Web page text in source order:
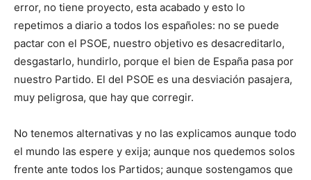
error, no tiene proyecto, esta acabado y esto lo
repetimos a diario a todos los españoles: no se puede
pactar con el PSOE, nuestro objetivo es desacreditarlo,
desgastarlo, hundirlo, porque el bien de España pasa por
nuestro Partido. El del PSOE es una desviación pasajera,
muy peligrosa, que hay que corregir.
No tenemos alternativas y no las explicamos aunque todo
el mundo las espere y exija; aunque nos quedemos solos
frente ante todos los Partidos; aunque sostengamos que